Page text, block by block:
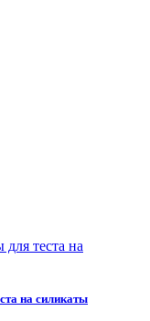
на силикаты